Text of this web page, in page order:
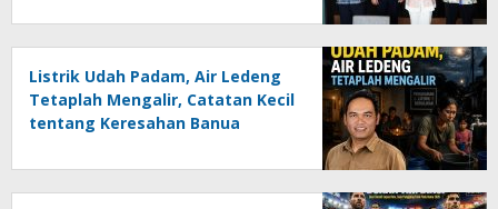
Listrik Udah Padam, Air Ledeng
Tetaplah Mengalir, Catatan Kecil
tentang Keresahan Banua
Ancaman Lingkungan, Oleh :
Helmi Rifai, SH